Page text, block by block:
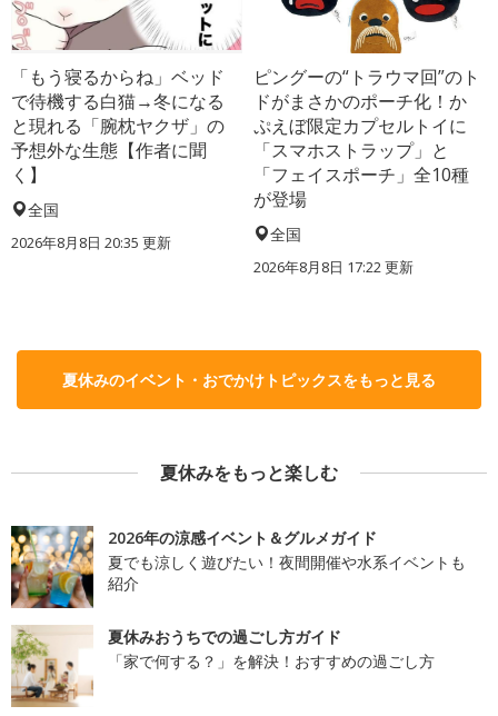
「もう寝るからね」ベッド
で待機する白猫→冬になる
と現れる「腕枕ヤクザ」の
予想外な生態【作者に聞
く】
全国
2026年8月8日 20:35 更新
ピングーの“トラウマ回”のト
ドがまさかのポーチ化！か
ぷえぼ限定カプセルトイに
「スマホストラップ」と
「フェイスポーチ」全10種
が登場
全国
2026年8月8日 17:22更新
夏休みのイベント・おでかけトピックスをもっと見る
夏休みをもっと楽しむ
2026年の涼感イベント＆グルメガイド
夏でも涼しく遊びたい！夜間開催や水系イベントも
紹介
夏休みおうちでの過ごし方ガイド
「家で何する？」を解決！おすすめの過ごし方